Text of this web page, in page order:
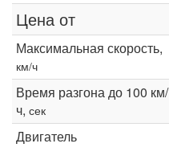
Цена от
Максимальная скорость,
км/ч
Время разгона до 100 км/
ч, сек
Двигатель